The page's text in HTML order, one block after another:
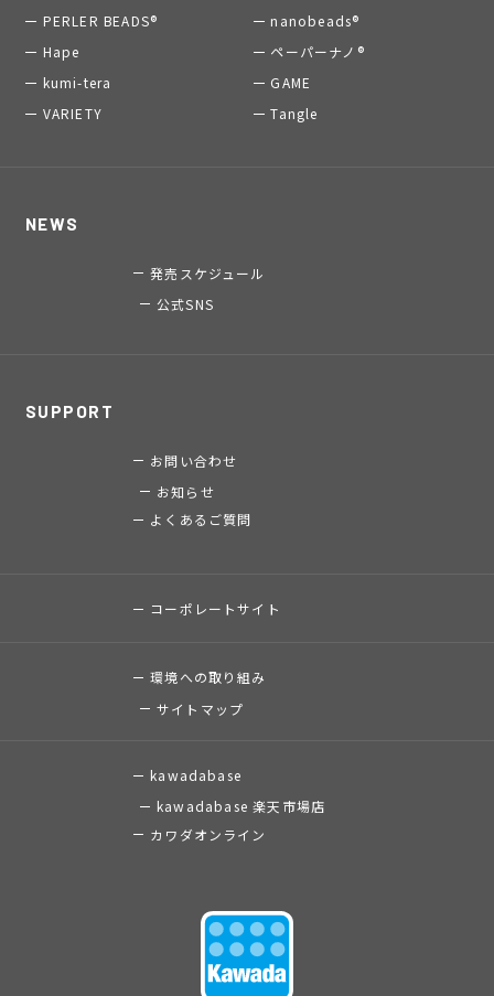
PERLER BEADS®
nanobeads®
Hape
ペーパーナノ®
kumi-tera
GAME
VARIETY
Tangle
NEWS
発売スケジュール
公式SNS
SUPPORT
お問い合わせ
お知らせ
よくあるご質問
コーポレートサイト
環境への取り組み
サイトマップ
kawadabase
kawadabase 楽天市場店
カワダオンライン